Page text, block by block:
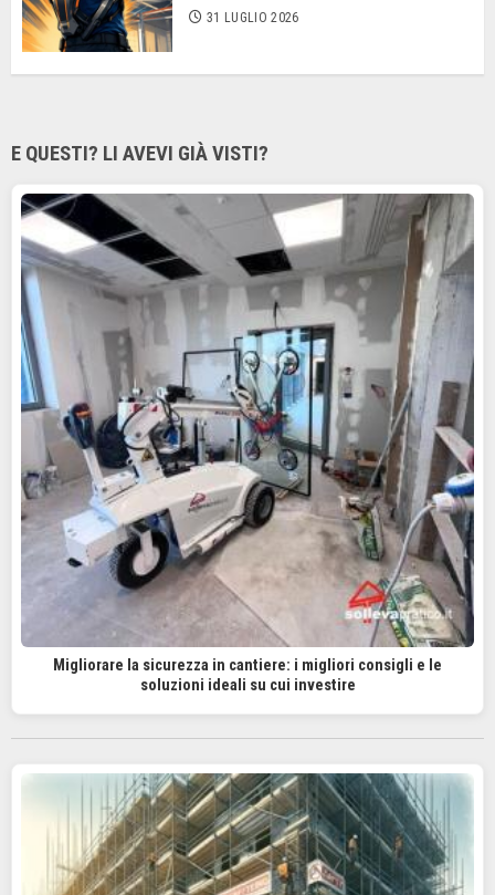
31 LUGLIO 2026
E QUESTI? LI AVEVI GIÀ VISTI?
Migliorare la sicurezza in cantiere: i migliori consigli e le
soluzioni ideali su cui investire